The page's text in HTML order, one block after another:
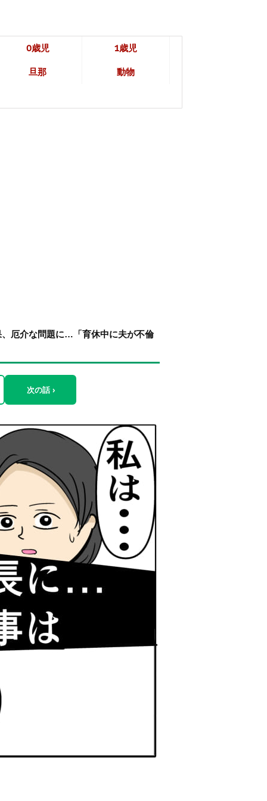
0歳児 1歳児
旦那 動物
厄介な問題に…「育休中に夫が不倫
次の話 ›